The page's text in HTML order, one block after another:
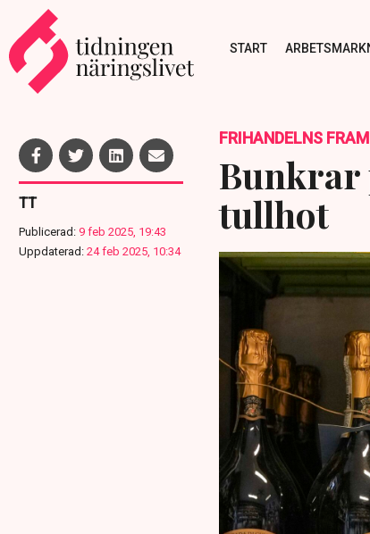
START
TT
Publicerad: 9 feb 2025, 19:43
Uppdaterad: 24 feb 2025, 10:34
FRIHANDELNS
Bunkrar
tullhot